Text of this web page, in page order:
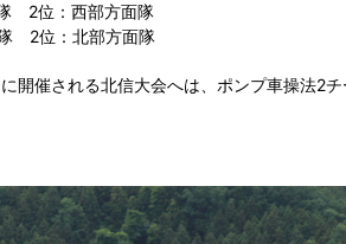
2位：西部方面隊
2位：北部方面隊
開催される北信大会へは、ポンプ車操法2